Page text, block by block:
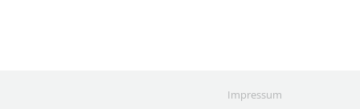
Impressum